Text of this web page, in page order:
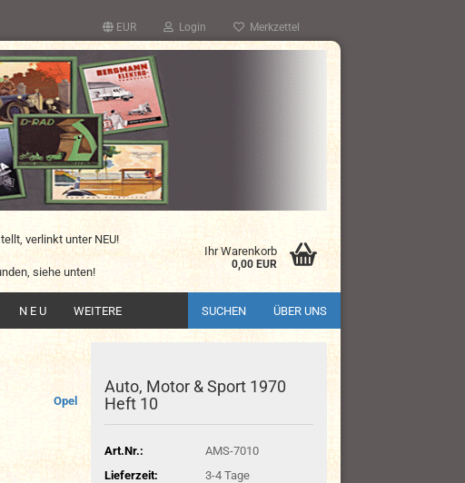
EUR Login Merkzettel
verlinkt unter NEU!
siehe unten!
Ihr Warenkorb
0,00 EUR
N E U SUCHEN ÜBER UNS
WEITERE
Opel
Auto, Motor & Sport 1970
Heft 10
Art.Nr.:
AMS-7010
Lieferzeit:
3-4 Tage